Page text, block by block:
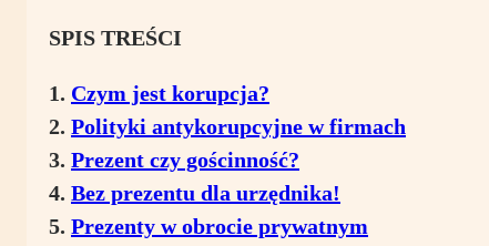
SPIS TREŚCI
Czym jest korupcja?
Polityki antykorupcyjne w firmach
Prezent czy gościnność?
Bez prezentu dla urzędnika!
Prezenty w obrocie prywatnym